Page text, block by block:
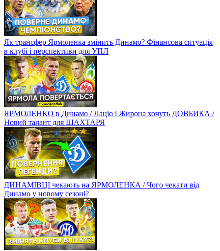
Як трансфер Ярмоленка змінить Динамо? Фінансова ситуація
в клубі і перспективи для УПЛ
ЯРМОЛЕНКО в Динамо / Лаціо і Жирона хочуть ДОВБИКА /
Новий талант для ШАХТАРЯ
ДИНАМІВЦІ чекають на ЯРМОЛЕНКА / Чого чекати від
Динамо у новому сезоні?